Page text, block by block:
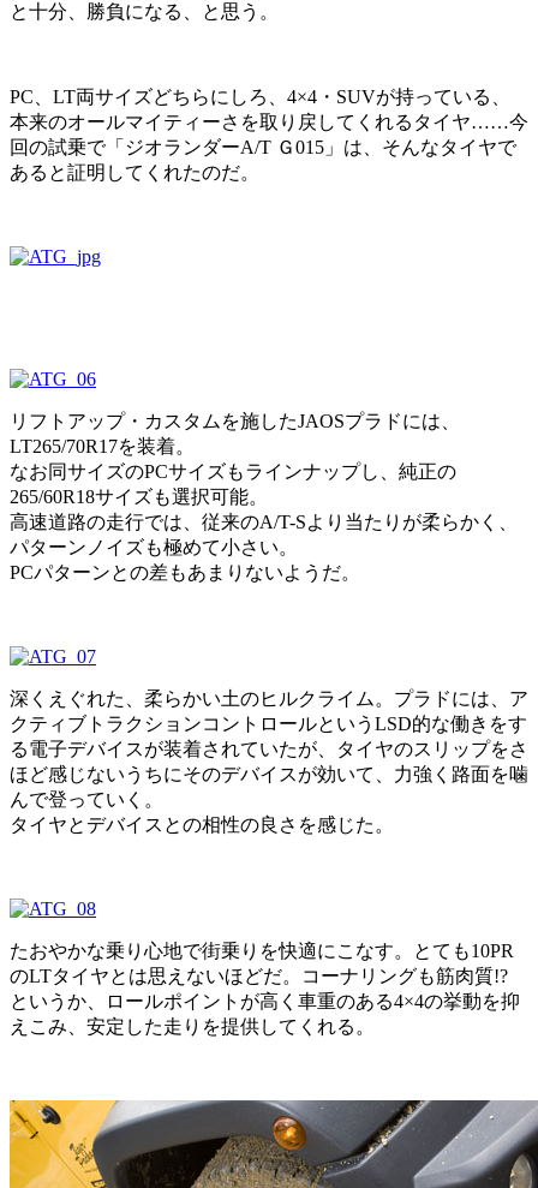
と十分、勝負になる、と思う。
PC、LT両サイズどちらにしろ、4×4・SUVが持っている、
本来のオールマイティーさを取り戻してくれるタイヤ……今
回の試乗で「ジオランダーA/T Ｇ015」は、そんなタイヤで
あると証明してくれたのだ。
リフトアップ・カスタムを施したJAOSプラドには、
LT265/70R17を装着。
なお同サイズのPCサイズもラインナップし、純正の
265/60R18サイズも選択可能。
高速道路の走行では、従来のA/T-Sより当たりが柔らかく、
パターンノイズも極めて小さい。
PCパターンとの差もあまりないようだ。
深くえぐれた、柔らかい土のヒルクライム。プラドには、ア
クティブトラクションコントロールというLSD的な働きをす
る電子デバイスが装着されていたが、タイヤのスリップをさ
ほど感じないうちにそのデバイスが効いて、力強く路面を噛
んで登っていく。
タイヤとデバイスとの相性の良さを感じた。
たおやかな乗り心地で街乗りを快適にこなす。とても10PR
のLTタイヤとは思えないほどだ。コーナリングも筋肉質!?
というか、ロールポイントが高く車重のある4×4の挙動を抑
えこみ、安定した走りを提供してくれる。